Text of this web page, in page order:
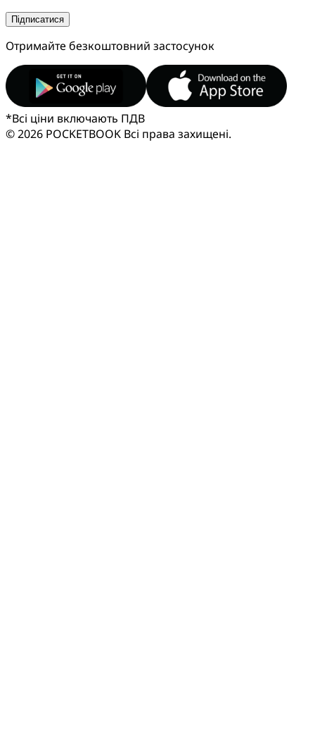
Підписатися
Отримайте безкоштовний застосунок
*Всі ціни включають ПДВ
© 2026 POCKETBOOK Всі права захищені.